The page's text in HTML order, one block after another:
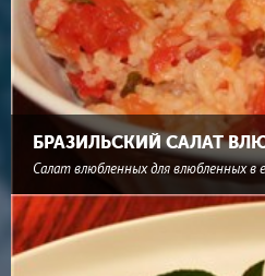
БРАЗИЛЬСКИЙ САЛАТ
Салат влюбленных для влюбленных в